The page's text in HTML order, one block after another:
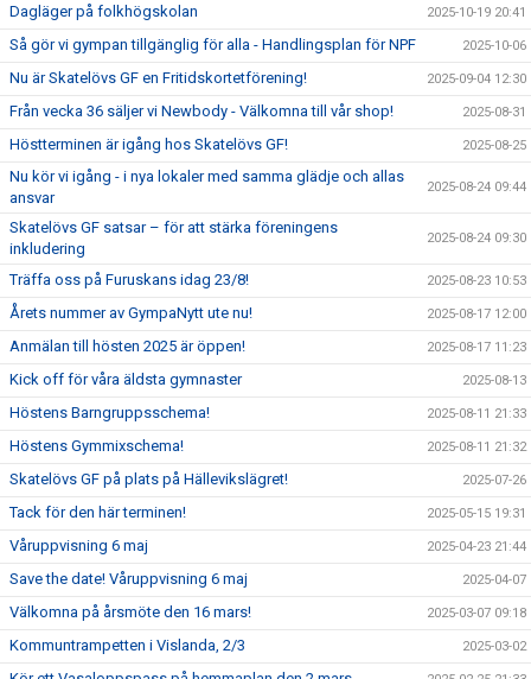
Dagläger på folkhögskolan 2025-10-19 20:41
Så gör vi gympan tillgänglig för alla - Handlingsplan för NPF 2025-10-06
Nu är Skatelövs GF en Fritidskortetförening! 2025-09-04 12:30
Från vecka 36 säljer vi Newbody - Välkomna till vår shop! 2025-08-31
Höstterminen är igång hos Skatelövs GF! 2025-08-25
Nu kör vi igång - i nya lokaler med samma glädje och allas
ansvar
2025-08-24 09:44
Skatelövs GF satsar – för att stärka föreningens
inkludering
2025-08-24 09:30
Träffa oss på Furuskans idag 23/8! 2025-08-23 10:53
Årets nummer av GympaNytt ute nu! 2025-08-17 12:00
Anmälan till hösten 2025 är öppen! 2025-08-17 11:23
Kick off för våra äldsta gymnaster 2025-08-13
Höstens Barngruppsschema! 2025-08-11 21:33
Höstens Gymmixschema! 2025-08-11 21:32
Skatelövs GF på plats på Hällevikslägret! 2025-07-26
Tack för den här terminen! 2025-05-15 19:31
Våruppvisning 6 maj 2025-04-23 21:44
Save the date! Våruppvisning 6 maj 2025-04-07
Välkomna på årsmöte den 16 mars! 2025-03-07 09:18
Kommuntrampetten i Vislanda, 2/3 2025-03-02